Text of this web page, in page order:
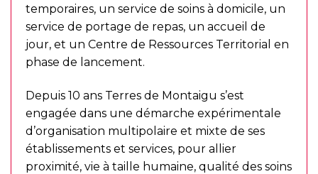
temporaires, un service de soins à domicile, un
service de portage de repas, un accueil de
jour, et un Centre de Ressources Territorial en
phase de lancement.
Depuis 10 ans Terres de Montaigu s’est
engagée dans une démarche expérimentale
d’organisation multipolaire et mixte de ses
établissements et services, pour allier
proximité, vie à taille humaine, qualité des soins